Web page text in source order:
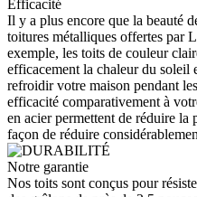
Efficacité
Il y a plus encore que la beauté
toitures métalliques offertes par
exemple, les toits de couleur
efficacement la chaleur du soleil
refroidir votre maison pendant
efficacité comparativement à
en acier permettent de réduire la
façon de réduire
Notre garantie
Nos toits sont conçus pour